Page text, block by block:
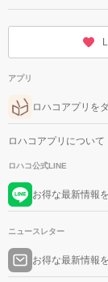
アプリ
ロハコアプリを
ロハコアプリについて
ロハコ公式LINE
お得な最新情報
ニュースレター
お得な最新情報